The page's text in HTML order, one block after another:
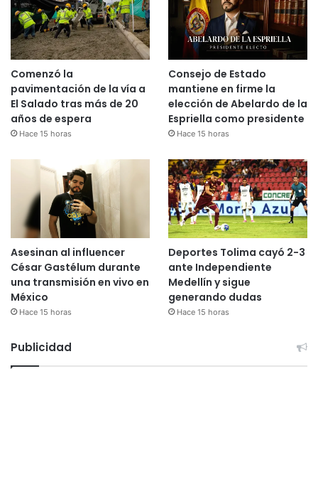
Comenzó la
pavimentación de la vía a
El Salado tras más de 20
años de espera
Hace 15 horas
Consejo de Estado
mantiene en firme la
elección de Abelardo de la
Espriella como presidente
Hace 15 horas
Asesinan al influencer
César Gastélum durante
una transmisión en vivo en
México
Hace 15 horas
Deportes Tolima cayó 2-3
ante Independiente
Medellín y sigue
generando dudas
Hace 15 horas
Publicidad